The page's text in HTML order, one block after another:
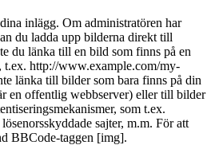
inlägg. Om administratören har
du ladda upp bilderna direkt till
du länka till en bild som finns på en
t.ex. http://www.example.com/my-
länka till bilder som bara finns på din
en offentlig webbserver) eller till bilder
som t.ex.
sajter, m.m. För att
BBCode-taggen [img].